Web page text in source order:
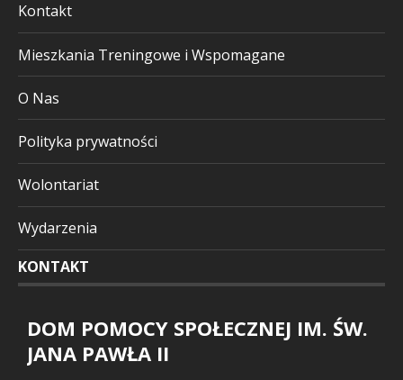
Kontakt
Mieszkania Treningowe i Wspomagane
O Nas
Polityka prywatności
Wolontariat
Wydarzenia
KONTAKT
DOM POMOCY SPOŁECZNEJ IM. ŚW.
JANA PAWŁA II